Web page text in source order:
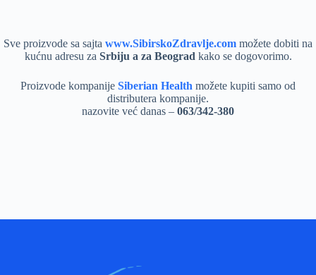
Sve proizvode sa sajta www.SibirskoZdravlje.com možete dobiti na
kućnu adresu za Srbiju a za Beograd kako se dogovorimo.
Proizvode kompanije Siberian Health možete kupiti samo od
distributera kompanije.
nazovite već danas – 063/342-380